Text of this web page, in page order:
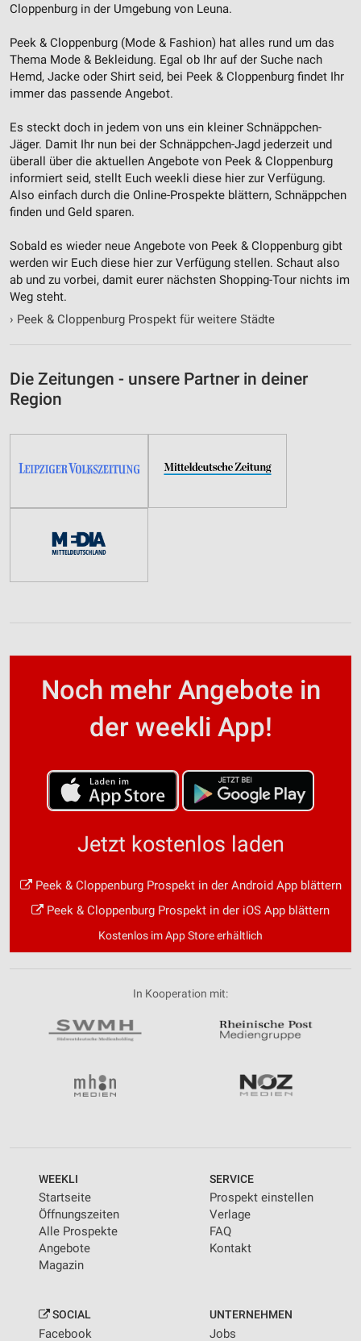
Cloppenburg in der Umgebung von Leuna.
Peek & Cloppenburg (Mode & Fashion) hat alles rund um das
Thema Mode & Bekleidung. Egal ob Ihr auf der Suche nach
Hemd, Jacke oder Shirt seid, bei Peek & Cloppenburg findet Ihr
immer das passende Angebot.
Es steckt doch in jedem von uns ein kleiner Schnäppchen-
Jäger. Damit Ihr nun bei der Schnäppchen-Jagd jederzeit und
überall über die aktuellen Angebote von Peek & Cloppenburg
informiert seid, stellt Euch weekli diese hier zur Verfügung.
Also einfach durch die Online-Prospekte blättern, Schnäppchen
finden und Geld sparen.
Sobald es wieder neue Angebote von Peek & Cloppenburg gibt
werden wir Euch diese hier zur Verfügung stellen. Schaut also
ab und zu vorbei, damit eurer nächsten Shopping-Tour nichts im
Weg steht.
› Peek & Cloppenburg Prospekt für weitere Städte
Die Zeitungen - unsere Partner in deiner
Region
Noch mehr Angebote in
der weekli App!
Jetzt kostenlos laden
Peek & Cloppenburg Prospekt in der Android App blättern
Peek & Cloppenburg Prospekt in der iOS App blättern
Kostenlos im App Store erhältlich
In Kooperation mit:
WEEKLI
Startseite
Öffnungszeiten
Alle Prospekte
Angebote
Magazin
SERVICE
Prospekt einstellen
Verlage
FAQ
Kontakt
SOCIAL
Facebook
UNTERNEHMEN
Jobs